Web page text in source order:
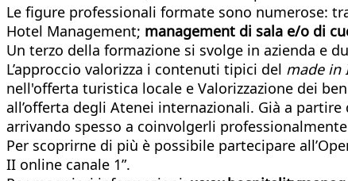
Le figure professionali formate sono numerose:
Hotel Management; management di sala e/o di
Un terzo della formazione si svolge in azienda e
L’approccio valorizza i contenuti tipici del made in
nell'offerta turistica locale e Valorizzazione dei
all’offerta degli Atenei internazionali. Già a
arrivando spesso a coinvolgerli
Per scoprirne di più è possibile partecipare
II online canale 1”.